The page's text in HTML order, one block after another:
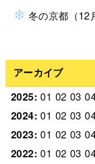
冬の京都（12
アーカイブ
2025:01 02 03
2024:01 02 03
2023:01 02 03
2022:01 02 03